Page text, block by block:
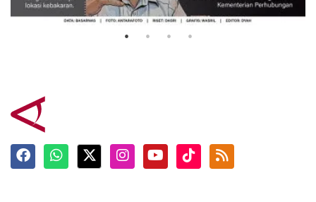
3 Agustus 2026